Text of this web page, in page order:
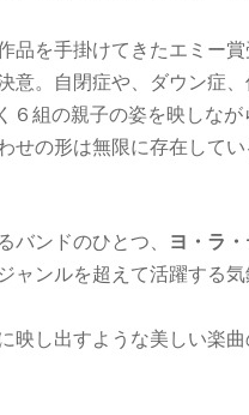
を手掛けてきたエミー賞
意。自閉症や、ダウン症
６組の親子の姿を映しな
せの形は無限に存在して
ンドのひとつ、 ヨ・ラ
ャンルを超えて活躍する
映し出すような美しい楽